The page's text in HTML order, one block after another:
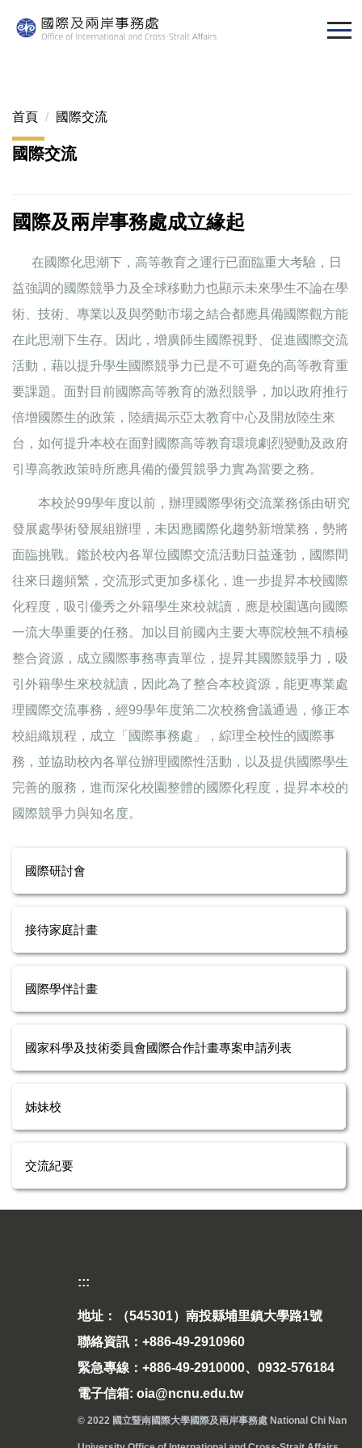
到
容
首頁 國際交流
國際交流
國際及兩岸事務處成立緣起
在國際化思潮下，高等教育之運行已面臨重大考驗，日
益強調的國際競爭力及全球移動力也顯示未來學生不論在學
術、技術、專業以及與勞動市場之結合都應具備國際觀方能
在此思潮下生存。因此，增廣師生國際視野、促進國際交流
活動，藉以提升學生國際競爭力已是不可避免的高等教育重
要課題。面對目前國際高等教育的激烈競爭，加以政府推行
倍增國際生的政策，陸續揭示亞太教育中心及開放陸生來
台，如何提升本校在面對國際高等教育環境劇烈變動及政府
引導高教政策時所應具備的優質競爭力實為當要之務。
本校於99學年度以前，辦理國際學術交流業務係由研究
發展處學術發展組辦理，未因應國際化趨勢新增業務，勢將
面臨挑戰。鑑於校內各單位國際交流活動日益蓬勃，國際間
往來日趨頻繁，交流形式更加多樣化，進一步提昇本校國際
化程度，吸引優秀之外籍學生來校就讀，應是校園邁向國際
一流大學重要的任務。加以目前國內主要大專院校無不積極
整合資源，成立國際事務專責單位，提昇其國際競爭力，吸
引外籍學生來校就讀，因此為了整合本校資源，能更專業處
理國際交流事務，經99學年度第二次校務會議通過，修正本
校組織規程，成立「國際事務處」，綜理全校性的國際事
務，並協助校內各單位辦理國際性活動，以及提供國際學生
完善的服務，進而深化校園整體的國際化程度，提昇本校的
國際競爭力與知名度。
國際研討會
接待家庭計畫
國際學伴計畫
國家科學及技術委員會國際合作計畫專案申請列表
姊妹校
交流紀要
:::
地址：（545301）南投縣埔里鎮大學路1號
聯絡資訊：+886-49-2910960
緊急專線：+886-49-2910000、0932-576184
電子信箱: oia@ncnu.edu.tw
© 2022 國立暨南國際大學國際及兩岸事務處 National Chi Nan